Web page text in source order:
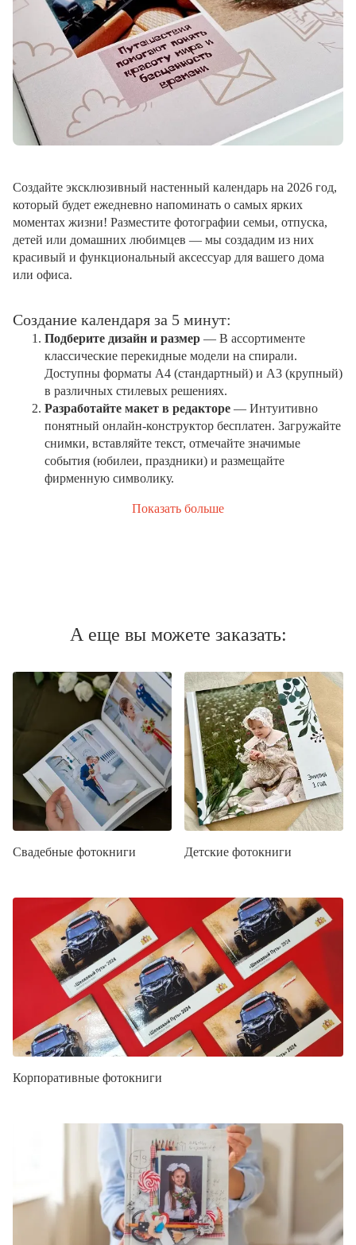
Создайте эксклюзивный настенный календарь на 2026 год,
который будет ежедневно напоминать о самых ярких
моментах жизни! Разместите фотографии семьи, отпуска,
детей или домашних любимцев — мы создадим из них
красивый и функциональный аксессуар для вашего дома
или офиса.
Создание календаря за 5 минут:
Подберите дизайн и размер — В ассортименте
классические перекидные модели на спирали.
Доступны форматы А4 (стандартный) и А3 (крупный)
в различных стилевых решениях.
Разработайте макет в редакторе — Интуитивно
понятный онлайн-конструктор бесплатен. Загружайте
снимки, вставляйте текст, отмечайте значимые
события (юбилеи, праздники) и размещайте
фирменную символику.
Показать больше
А еще вы можете заказать:
Свадебные фотокниги Детские фотокниги
Корпоративные фотокниги